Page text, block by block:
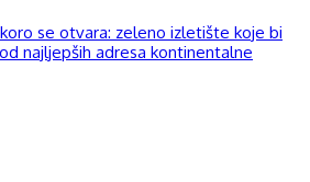
se otvara: zeleno izletište koje bi
najljepših adresa kontinentalne